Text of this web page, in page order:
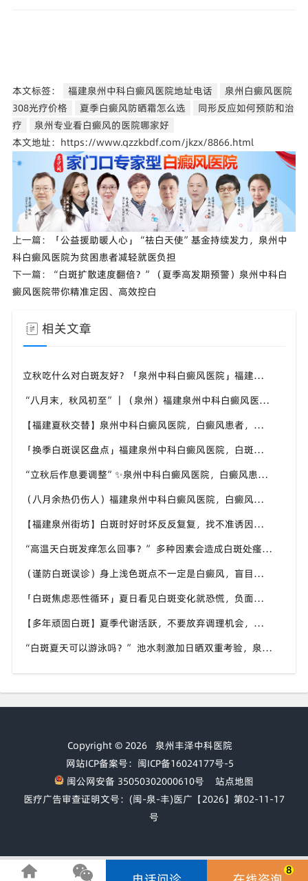
8
本文标签： 福建泉州中科白癜风医院地址电话
泉州白癜风医院
308光疗价格
夏季白癜风防晒霜怎么选
同形反应如何预防和治
疗
泉州专业看白癜风的医院哪家好
本文地址：https://www.qzzkbdf.com/jkzx/8866.html
上一篇：
「公益援助暖人心」“祛白天使”基金持续发力，泉州中
科白癜风医院为贫困患者减轻就医负担
下一篇：
“白斑扩散速度翻倍？”（夏季高发期预警）泉州中科白
癜风医院带你精准定因、高效控白
相关文章
立秋吃什么对白斑友好？「泉州中科白癜风医院」福建白癜风患者饮食不要盲目忌口
“八月末，秋风初至”｜（泉州）福建泉州中科白癜风医院，聊聊白癜风换季防护关键点
【福建夏秋交替】泉州中科白癜风医院，白癜风患者，入秋之后洗澡习惯也要多注意
「换季白斑误区盘点」福建泉州中科白癜风医院，白斑消长多变，科学对待才是正道
“立秋后作息要调整”✨泉州中科白癜风医院，白癜风患者，不良作息会影响皮肤状态
（八月余热仍伤人）福建泉州中科白癜风医院，白癜风外出，依旧要做好硬防晒措施
【福建泉州街坊】白斑时好时坏反反复复，找不准诱因，泉州中科白癜风医院帮梳理夏季白斑波动各类诱因
“高温天白斑发痒怎么回事？” 多种因素会造成白斑处瘙痒，泉州中科白癜风医院讲解白斑发痒的处理方式
（谨防白斑误诊）身上浅色斑点不一定是白癜风，盲目用药危害皮肤，泉州中科白癜风医院建议先明确白斑类型
「白斑焦虑恶性循环」夏日看见白斑变化就恐慌，负面情绪反加重病情，泉州中科白癜风医院呼吁放平心态应对
【多年顽固白斑】夏季代谢活跃，不要放弃调理机会，泉州中科白癜风医院建议结合自身情况定制改善思路
“白斑夏天可以游泳吗？” 池水刺激加日晒双重考验，泉州中科白癜风医院告知白癜风人群游泳防护要点
Copyright © 2026 泉州丰泽中科医院
网站ICP备案号：闽ICP备16024177号-5
闽公网安备 35050302000610号
站点地图
医疗广告审查证明文号：(闽-泉-丰)医广【2026】第02-11-17
号